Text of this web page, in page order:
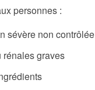
personnes :
sévère non contrôlée
rénales graves